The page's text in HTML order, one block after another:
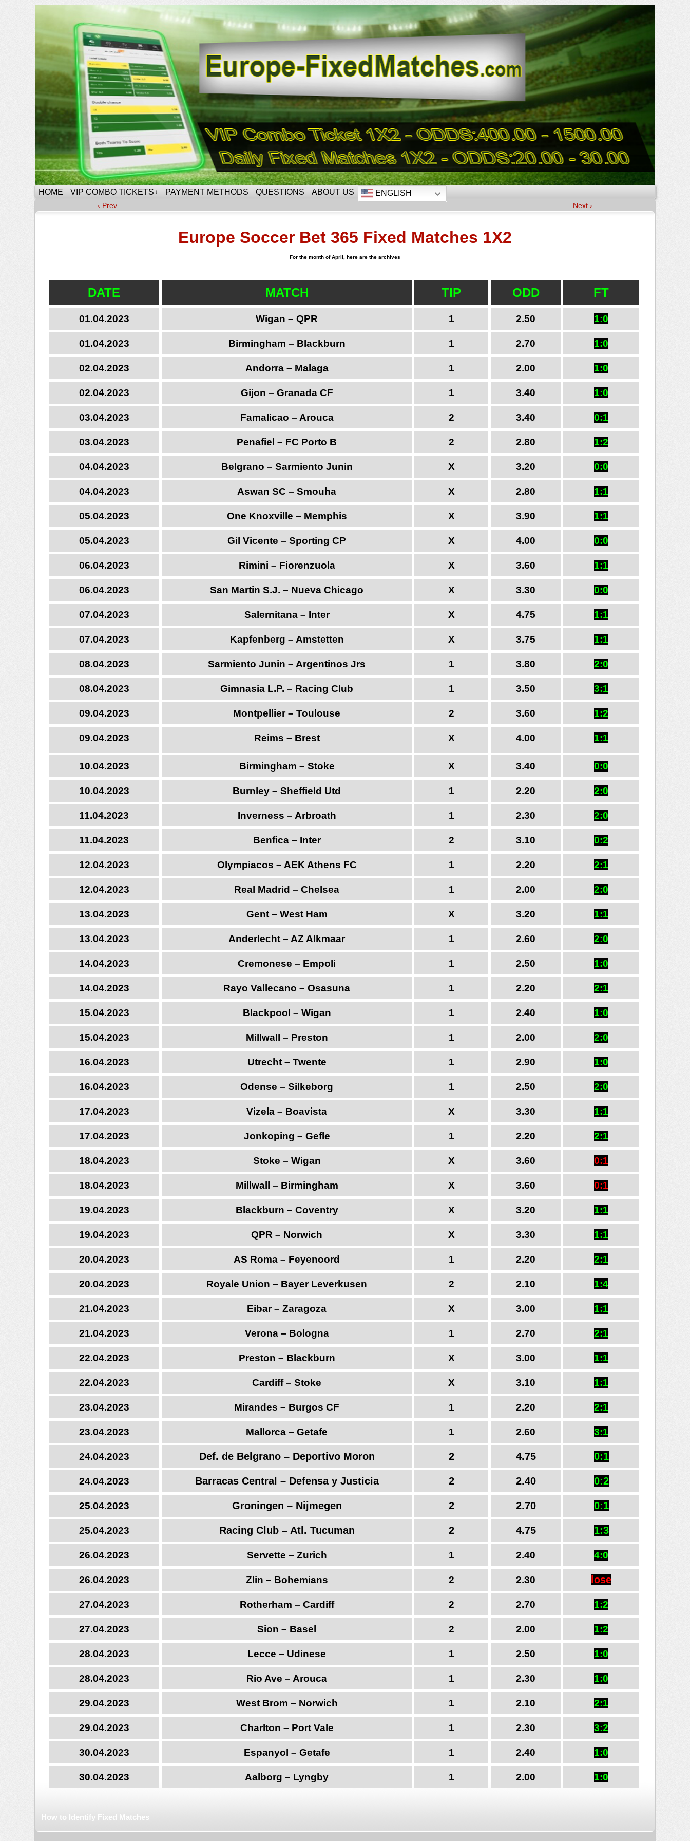
HOME VIP COMBO TICKETS ↓ PAYMENT METHODS QUESTIONS ABOUT US ENGLISH
‹ Prev Next ›
Europe Soccer Bet 365 Fixed Matches 1X2
For the month of April, here are the archives
DATE MATCH TIP ODD FT
01.04.2023 Wigan – QPR 1 2.50 1:0
01.04.2023 Birmingham – Blackburn 1 2.70 1:0
02.04.2023 Andorra – Malaga 1 2.00 1:0
02.04.2023 Gijon – Granada CF 1 3.40 1:0
03.04.2023 Famalicao – Arouca 2 3.40 0:1
03.04.2023 Penafiel – FC Porto B 2 2.80 1:2
04.04.2023 Belgrano – Sarmiento Junin X 3.20 0:0
04.04.2023 Aswan SC – Smouha X 2.80 1:1
05.04.2023 One Knoxville – Memphis X 3.90 1:1
05.04.2023 Gil Vicente – Sporting CP X 4.00 0:0
06.04.2023 Rimini – Fiorenzuola X 3.60 1:1
06.04.2023 San Martin S.J. – Nueva Chicago X 3.30 0:0
07.04.2023 Salernitana – Inter X 4.75 1:1
07.04.2023 Kapfenberg – Amstetten X 3.75 1:1
08.04.2023 Sarmiento Junin – Argentinos Jrs 1 3.80 2:0
08.04.2023 Gimnasia L.P. – Racing Club 1 3.50 3:1
09.04.2023 Montpellier – Toulouse 2 3.60 1:2
09.04.2023 Reims – Brest X 4.00 1:1
10.04.2023 Birmingham – Stoke X 3.40 0:0
10.04.2023 Burnley – Sheffield Utd 1 2.20 2:0
11.04.2023 Inverness – Arbroath 1 2.30 2:0
11.04.2023 Benfica – Inter 2 3.10 0:2
12.04.2023 Olympiacos – AEK Athens FC 1 2.20 2:1
12.04.2023 Real Madrid – Chelsea 1 2.00 2:0
13.04.2023 Gent – West Ham X 3.20 1:1
13.04.2023 Anderlecht – AZ Alkmaar 1 2.60 2:0
14.04.2023 Cremonese – Empoli 1 2.50 1:0
14.04.2023 Rayo Vallecano – Osasuna 1 2.20 2:1
15.04.2023 Blackpool – Wigan 1 2.40 1:0
15.04.2023 Millwall – Preston 1 2.00 2:0
16.04.2023 Utrecht – Twente 1 2.90 1:0
16.04.2023 Odense – Silkeborg 1 2.50 2:0
17.04.2023 Vizela – Boavista X 3.30 1:1
17.04.2023 Jonkoping – Gefle 1 2.20 2:1
18.04.2023 Stoke – Wigan X 3.60 0:1
18.04.2023 Millwall – Birmingham X 3.60 0:1
19.04.2023 Blackburn – Coventry X 3.20 1:1
19.04.2023 QPR – Norwich X 3.30 1:1
20.04.2023 AS Roma – Feyenoord 1 2.20 2:1
20.04.2023 Royale Union – Bayer Leverkusen 2 2.10 1:4
21.04.2023 Eibar – Zaragoza X 3.00 1:1
21.04.2023 Verona – Bologna 1 2.70 2:1
22.04.2023 Preston – Blackburn X 3.00 1:1
22.04.2023 Cardiff – Stoke X 3.10 1:1
23.04.2023 Mirandes – Burgos CF 1 2.20 2:1
23.04.2023 Mallorca – Getafe 1 2.60 3:1
24.04.2023 Def. de Belgrano – Deportivo Moron 2 4.75 0:1
24.04.2023 Barracas Central – Defensa y Justicia 2 2.40 0:2
25.04.2023 Groningen – Nijmegen 2 2.70 0:1
25.04.2023 Racing Club – Atl. Tucuman 2 4.75 1:3
26.04.2023 Servette – Zurich 1 2.40 4:0
26.04.2023 Zlin – Bohemians 2 2.30 lose
27.04.2023 Rotherham – Cardiff 2 2.70 1:2
27.04.2023 Sion – Basel 2 2.00 1:2
28.04.2023 Lecce – Udinese 1 2.50 1:0
28.04.2023 Rio Ave – Arouca 1 2.30 1:0
29.04.2023 West Brom – Norwich 1 2.10 2:1
29.04.2023 Charlton – Port Vale 1 2.30 3:2
30.04.2023 Espanyol – Getafe 1 2.40 1:0
30.04.2023 Aalborg – Lyngby 1 2.00 1:0
How to Identify Fixed Matches
If you can spot a fixed match, then you might be able to make it work in your favor. Here are four things to look out for: